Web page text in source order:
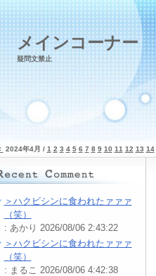
メインコーナー
疑問文禁止
2024年4月 / 1 2 3 4 5 6 7 8 9 10 11 12 13 14
＞ハクビシンに食われたァァァ
（笑）
: あかり 2026/08/06 2:43:22
＞ハクビシンに食われたァァァ
（笑）
: まるこ 2026/08/06 4:42:38